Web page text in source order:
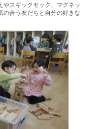
やスギックモック、マグネッ
の合う友だちと自分の好きな